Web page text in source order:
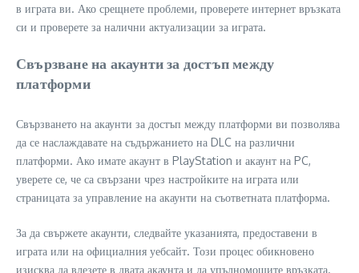
в играта ви. Ако срещнете проблеми, проверете интернет връзката
си и проверете за налични актуализации за играта.
Свързване на акаунти за достъп между
платформи
Свързването на акаунти за достъп между платформи ви позволява
да се наслаждавате на съдържанието на DLC на различни
платформи. Ако имате акаунт в PlayStation и акаунт на PC,
уверете се, че са свързани чрез настройките на играта или
страницата за управление на акаунти на съответната платформа.
За да свържете акаунти, следвайте указанията, предоставени в
играта или на официалния уебсайт. Този процес обикновено
изисква да влезете в двата акаунта и да упълномощите връзката.